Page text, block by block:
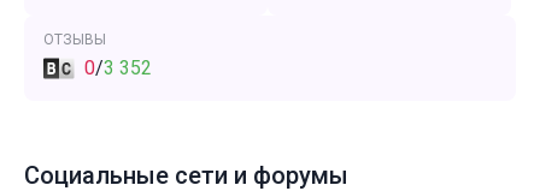
ОТЗЫВЫ
0/3 352
Социальные сети и форумы